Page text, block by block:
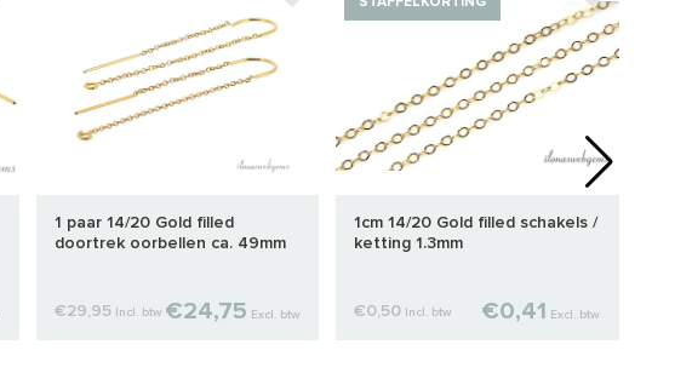
1 paar 14/20 Gold filled
doortrek oorbellen ca. 49mm
€29,95 Incl. btw €24,75 Excl. btw
1cm 14/20 Gold filled schakels /
ketting 1.3mm
€0,50 Incl. btw €0,41 Excl. btw